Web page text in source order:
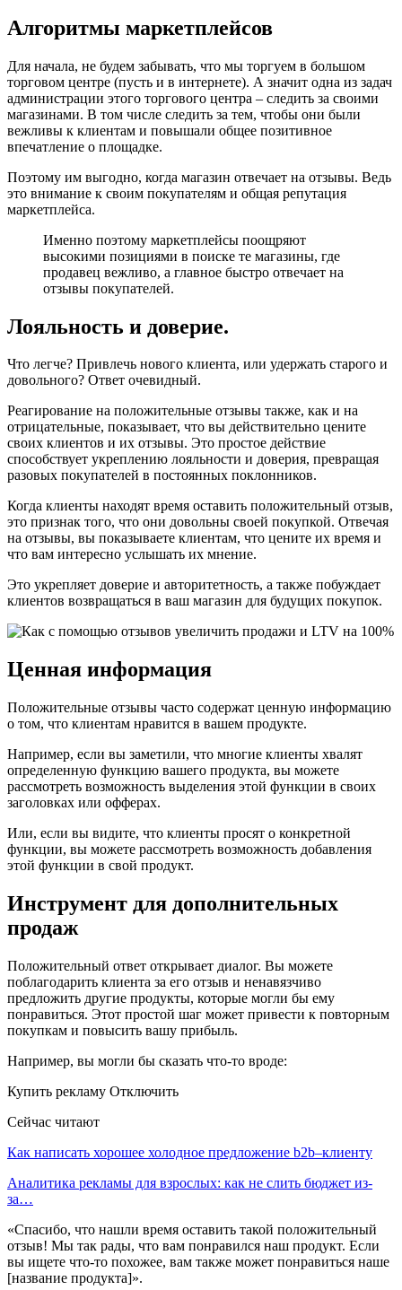
Алгоритмы маркетплейсов
Для начала, не будем забывать, что мы торгуем в большом
торговом центре (пусть и в интернете). А значит одна из задач
администрации этого торгового центра – следить за своими
магазинами. В том числе следить за тем, чтобы они были
вежливы к клиентам и повышали общее позитивное
впечатление о площадке.
Поэтому им выгодно, когда магазин отвечает на отзывы. Ведь
это внимание к своим покупателям и общая репутация
маркетплейса.
Именно поэтому маркетплейсы поощряют
высокими позициями в поиске те магазины, где
продавец вежливо, а главное быстро отвечает на
отзывы покупателей.
Лояльность и доверие.
Что легче? Привлечь нового клиента, или удержать старого и
довольного? Ответ очевидный.
Реагирование на положительные отзывы также, как и на
отрицательные, показывает, что вы действительно цените
своих клиентов и их отзывы. Это простое действие
способствует укреплению лояльности и доверия, превращая
разовых покупателей в постоянных поклонников.
Когда клиенты находят время оставить положительный отзыв,
это признак того, что они довольны своей покупкой. Отвечая
на отзывы, вы показываете клиентам, что цените их время и
что вам интересно услышать их мнение.
Это укрепляет доверие и авторитетность, а также побуждает
клиентов возвращаться в ваш магазин для будущих покупок.
Ценная информация
Положительные отзывы часто содержат ценную информацию
о том, что клиентам нравится в вашем продукте.
Например, если вы заметили, что многие клиенты хвалят
определенную функцию вашего продукта, вы можете
рассмотреть возможность выделения этой функции в своих
заголовках или офферах.
Или, если вы видите, что клиенты просят о конкретной
функции, вы можете рассмотреть возможность добавления
этой функции в свой продукт.
Инструмент для дополнительных
продаж
Положительный ответ открывает диалог. Вы можете
поблагодарить клиента за его отзыв и ненавязчиво
предложить другие продукты, которые могли бы ему
понравиться. Этот простой шаг может привести к повторным
покупкам и повысить вашу прибыль.
Например, вы могли бы сказать что-то вроде:
Купить рекламу Отключить
Сейчас читают
Как написать хорошее холодное предложение b2b–клиенту
Аналитика рекламы для взрослых: как не слить бюджет из-
за…
«Спасибо, что нашли время оставить такой положительный
отзыв! Мы так рады, что вам понравился наш продукт. Если
вы ищете что-то похожее, вам также может понравиться наше
[название продукта]».